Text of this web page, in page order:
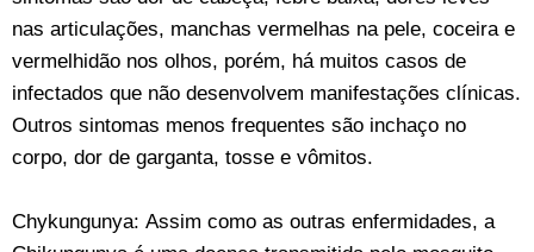
nas articulações, manchas vermelhas na pele, coceira e
vermelhidão nos olhos, porém, há muitos casos de
infectados que não desenvolvem manifestações clínicas.
Outros sintomas menos frequentes são inchaço no
corpo, dor de garganta, tosse e vômitos.
Chykungunya: Assim como as outras enfermidades, a